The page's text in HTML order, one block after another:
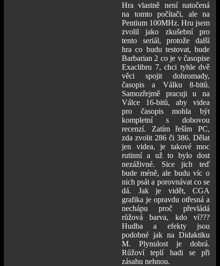
Hra vlastně není natočená
na tomto počítači, ale na
Pentium 100MHz. Hru jsem
zvolil jako zkušební pro
tento seriál, protože další
hra co budu testovat, bude
Barbarian 2 co je v časopise
Exaclibru 7, chci tyhle dvě
věci spojit dohromady,
časopis a Válku 8-bitů.
Samozřejmě pracuji u na
Válce 16-bitů, aby videa
pro časopis mohla být
kompletní s dobovou
recenzí. Zatím řeším PC,
zda zvolit 286 či 386. Dělat
jen videa, je takové moc
rutinní a už to bylo dost
nezáživné. Sice jich teď
bude méně, ale budu víc o
nich psát a porovnávat co se
dá. Jak je vidět, CGA
grafika je opravdu otřesná a
nechápu proč převládá
růžová barva, kdo ví???
Hudba a efekty jsou
podobné jak na Didaktiku
M. Plynulost je dobrá.
Růžoví teplí hadi se při
zásahu nehnou.